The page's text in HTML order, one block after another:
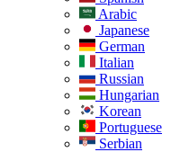
Arabic
Japanese
German
Italian
Russian
Hungarian
Korean
Portuguese
Serbian